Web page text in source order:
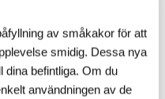
av småkakor för att
smidig. Dessa nya
dina befintliga. Om du
användningen av de